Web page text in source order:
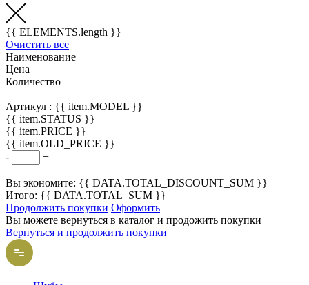
{{ ELEMENTS.length }}
Очистить все
Наименование
Цена
Количество
Артикул : {{ item.MODEL }}
{{ item.STATUS }}
{{ item.PRICE }}
{{ item.OLD_PRICE }}
-
+
Вы экономите: {{ DATA.TOTAL_DISCOUNT_SUM }}
Итого: {{ DATA.TOTAL_SUM }}
Продолжить покупки Оформить
Вы можете вернуться в каталог и продожить покупки
Вернуться и продолжить покупки